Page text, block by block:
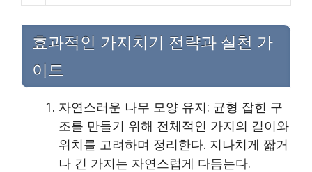
효과적인 가지치기 전략과 실천 가
이드
자연스러운 나무 모양 유지: 균형 잡힌 구
조를 만들기 위해 전체적인 가지의 길이와
위치를 고려하며 정리한다. 지나치게 짧거
나 긴 가지는 자연스럽게 다듬는다.